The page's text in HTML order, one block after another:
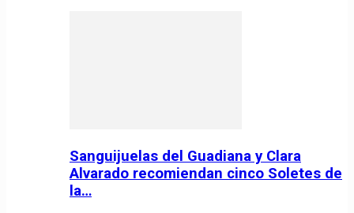
Sanguijuelas del Guadiana y Clara
Alvarado recomiendan cinco Soletes de
la…